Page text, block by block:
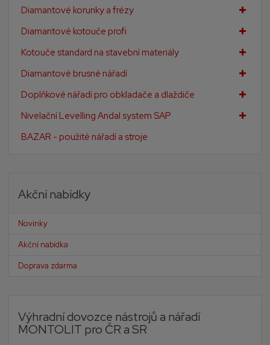
Diamantové korunky a frézy
Diamantové kotouče profi
Kotouče standard na stavební materiály
Diamantové brusné nářadí
Doplňkové nářadí pro obkladače a dlaždiče
Nivelační Levelling Andal system SAP
BAZAR - použité nářadí a stroje
Akční nabídky
Novinky
Akční nabídka
Doprava zdarma
Výhradní dovozce nástrojů a nářadí
MONTOLIT pro ČR a SR